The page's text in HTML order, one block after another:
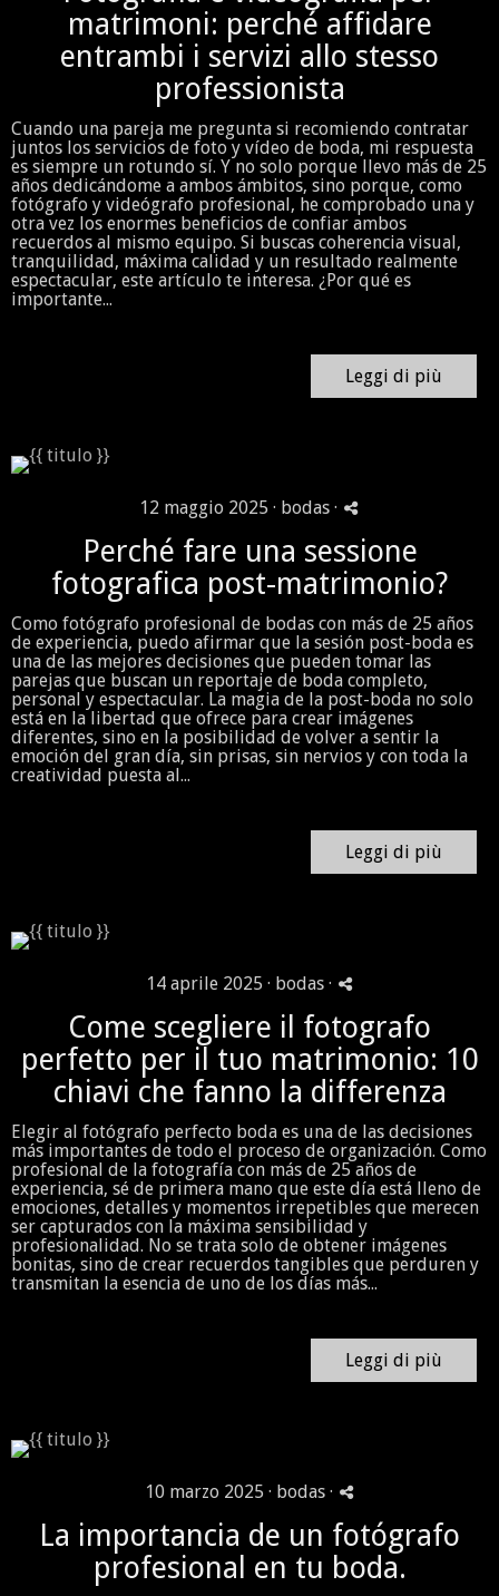
matrimoni: perché affidare
entrambi i servizi allo stesso
professionista
Cuando una pareja me pregunta si recomiendo contratar
juntos los servicios de foto y vídeo de boda, mi respuesta
es siempre un rotundo sí. Y no solo porque llevo más de 25
años dedicándome a ambos ámbitos, sino porque, como
fotógrafo y videógrafo profesional, he comprobado una y
otra vez los enormes beneficios de confiar ambos
recuerdos al mismo equipo. Si buscas coherencia visual,
tranquilidad, máxima calidad y un resultado realmente
espectacular, este artículo te interesa. ¿Por qué es
importante...
Leggi di più
12 maggio 2025 · bodas ·
Perché fare una sessione
fotografica post-matrimonio?
Como fotógrafo profesional de bodas con más de 25 años
de experiencia, puedo afirmar que la sesión post-boda es
una de las mejores decisiones que pueden tomar las
parejas que buscan un reportaje de boda completo,
personal y espectacular. La magia de la post-boda no solo
está en la libertad que ofrece para crear imágenes
diferentes, sino en la posibilidad de volver a sentir la
emoción del gran día, sin prisas, sin nervios y con toda la
creatividad puesta al...
Leggi di più
14 aprile 2025 · bodas·
Come scegliere il fotografo
perfetto per il tuo matrimonio: 10
chiavi che fanno la differenza
Elegir al fotógrafo perfecto boda es una de las decisiones
más importantes de todo el proceso de organización. Como
profesional de la fotografía con más de 25 años de
experiencia, sé de primera mano que este día está lleno de
emociones, detalles y momentos irrepetibles que merecen
ser capturados con la máxima sensibilidad y
profesionalidad. No se trata solo de obtener imágenes
bonitas, sino de crear recuerdos tangibles que perduren y
transmitan la esencia de uno de los días más...
Leggi di più
10 marzo 2025 · bodas·
La importancia de un fotógrafo
profesional en tu boda.